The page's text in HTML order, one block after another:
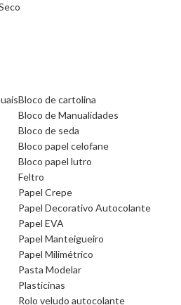
Bloco de cartolina
Bloco de Manualidades
Bloco de seda
Bloco papel celofane
Bloco papel lutro
Feltro
Papel Crepe
Papel Decorativo Autocolante
Papel EVA
Papel Manteigueiro
Papel Milimétrico
Pasta Modelar
Plasticinas
Rolo veludo autocolante